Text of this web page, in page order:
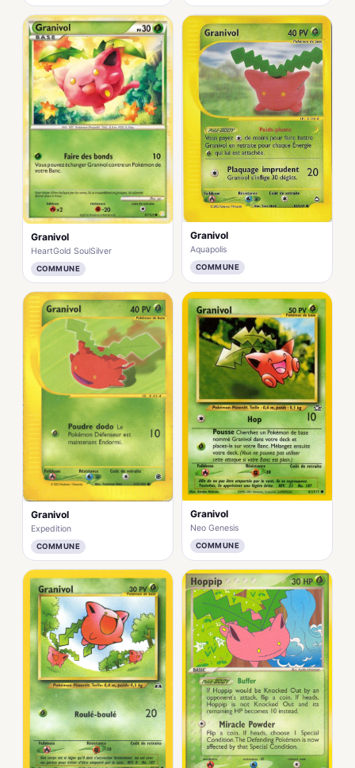
Granivol
HeartGold SoulSilver
COMMUNE
Granivol
Aquapolis
COMMUNE
Granivol
Expedition
COMMUNE
Granivol
Neo Genesis
COMMUNE